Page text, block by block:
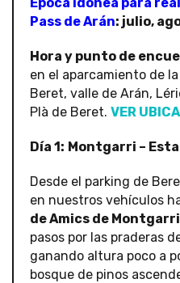
Pass de Arán: julio,
Hora y punto de
en el aparcamiento de
Beret, valle de Arán,
Plà de Beret. VER
Día 1: Montgarri –
Desde el parking de
en nuestros vehículos
de Amics de Montgarri
pasos por las praderas
ganando altura poco a
bosque de pinos